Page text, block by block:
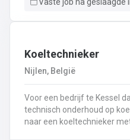
Vaste job na geslaagde
Koeltechnieker
Nijlen, België
Voor een bedrijf te Kessel
technisch onderhoud op
naar een koeltechnieker